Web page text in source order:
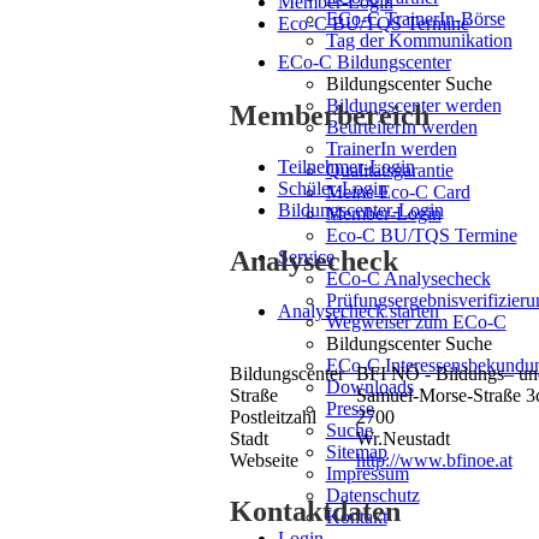
ECo-C TrainerIn-Börse
Tag der Kommunikation
ECo-C Bildungscenter
Bildungscenter Suche
Bildungscenter werden
BeurteilerIn werden
TrainerIn werden
Qualitätsgarantie
Meine Eco-C Card
Member-Login
Eco-C BU/TQS Termine
Service
ECo-C Analysecheck
Wegweiser zum ECo-C
Bildungscenter Suche
ECo-C
Downloads
Presse
Suche
Sitemap
Impressum
Datenschutz
Kontakt
Eco-C BU/TQS Termine
Memberbereich
Teilnehmer-Login
Schüler-Login
Bildungscenter-Login
Analysecheck
Analysecheck starten
Bildungscenter BFI NÖ - Bildungs–
Straße
Samuel-Morse-Straße
Postleitzahl
2700
Stadt
Wr.Neustadt
Webseite
http://www.bfinoe.at
Kontaktdaten